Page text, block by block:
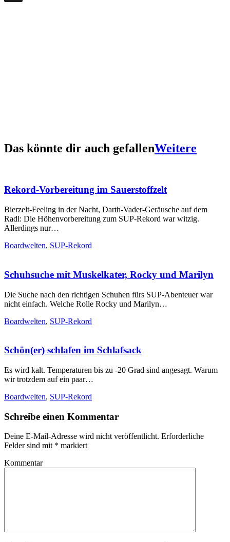
Das könnte dir auch gefallenWeitere
Rekord-Vorbereitung im Sauerstoffzelt
Bierzelt-Feeling in der Nacht, Darth-Vader-Geräusche auf dem
Radl: Die Höhenvorbereitung zum SUP-Rekord war witzig.
Allerdings nur…
Boardwelten, SUP-Rekord
Schuhsuche mit Muskelkater, Rocky und Marilyn
Die Suche nach den richtigen Schuhen fürs SUP-Abenteuer war
nicht einfach. Welche Rolle Rocky und Marilyn…
Boardwelten, SUP-Rekord
Schön(er) schlafen im Schlafsack
Es wird kalt. Temperaturen bis zu -20 Grad sind angesagt. Warum
wir trotzdem auf ein paar…
Boardwelten, SUP-Rekord
Schreibe einen Kommentar
Deine E-Mail-Adresse wird nicht veröffentlicht. Erforderliche
Felder sind mit * markiert
Kommentar